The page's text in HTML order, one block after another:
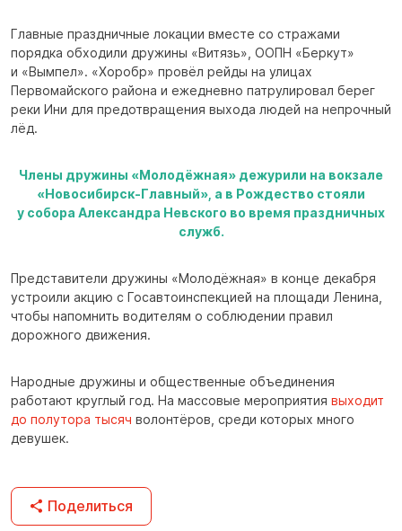
Главные праздничные локации вместе со стражами
порядка обходили дружины «Витязь», ООПН «Беркут»
и «Вымпел». «Хоробр» провёл рейды на улицах
Первомайского района и ежедневно патрулировал берег
реки Ини для предотвращения выхода людей на непрочный
лёд.
Члены дружины «Молодёжная» дежурили на вокзале
«Новосибирск-Главный», а в Рождество стояли
у собора Александра Невского во время праздничных
служб.
Представители дружины «Молодёжная» в конце декабря
устроили акцию с Госавтоинспекцией на площади Ленина,
чтобы напомнить водителям о соблюдении правил
дорожного движения.
Народные дружины и общественные объединения
работают круглый год. На массовые мероприятия выходит
до полутора тысяч волонтёров, среди которых много
девушек.
Поделиться